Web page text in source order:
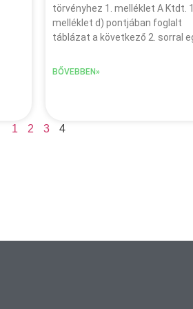
törvényhez 1. melléklet A Ktdt.
melléklet d) pontjában foglalt
táblázat a következő 2. sorral
BŐVEBBEN»
1 2 3 4